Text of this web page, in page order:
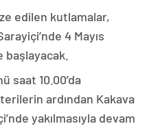
edilen kutlamalar,
4 Mayıs
saat 10.00’da
ardından Kakava
yakılmasıyla devam